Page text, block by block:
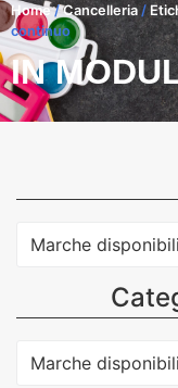
Home/Cancelleria /
continuo
IN
Marche
Marche